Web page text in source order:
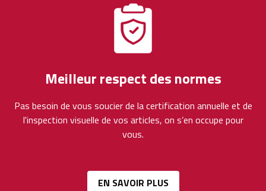
Meilleur respect des normes
Pas besoin de vous soucier de la certification annuelle et de
l'inspection visuelle de vos articles, on s’en occupe pour
vous.
EN SAVOIR PLUS